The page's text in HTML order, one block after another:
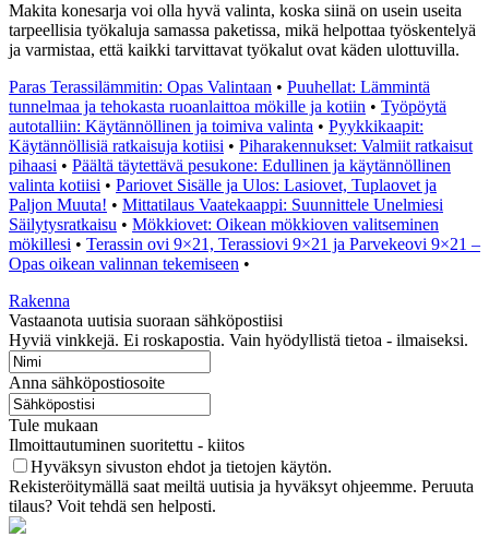
Makita konesarja voi olla hyvä valinta, koska siinä on usein useita
tarpeellisia työkaluja samassa paketissa, mikä helpottaa työskentelyä
ja varmistaa, että kaikki tarvittavat työkalut ovat käden ulottuvilla.
Paras Terassilämmitin: Opas Valintaan • Puuhellat: Lämmintä
tunnelmaa ja tehokasta ruoanlaittoa mökille ja kotiin • Työpöytä
autotalliin: Käytännöllinen ja toimiva valinta • Pyykkikaapit:
Käytännöllisiä ratkaisuja kotiisi • Piharakennukset: Valmiit ratkaisut
pihaasi • Päältä täytettävä pesukone: Edullinen ja käytännöllinen
valinta kotiisi • Pariovet Sisälle ja Ulos: Lasiovet, Tuplaovet ja
Paljon Muuta! • Mittatilaus Vaatekaappi: Suunnittele Unelmiesi
Säilytysratkaisu • Mökkiovet: Oikean mökkioven valitseminen
mökillesi • Terassin ovi 9×21, Terassiovi 9×21 ja Parvekeovi 9×21 –
Opas oikean valinnan tekemiseen •
Rakenna
Vastaanota uutisia suoraan sähköpostiisi
Hyviä vinkkejä. Ei roskapostia. Vain hyödyllistä tietoa - ilmaiseksi.
Anna sähköpostiosoite
Tule mukaan
Ilmoittautuminen suoritettu - kiitos
Hyväksyn sivuston ehdot ja tietojen käytön.
Rekisteröitymällä saat meiltä uutisia ja hyväksyt ohjeemme. Peruuta
tilaus? Voit tehdä sen helposti.